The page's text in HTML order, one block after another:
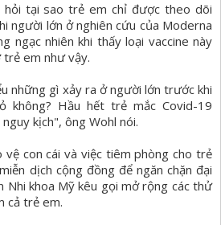
hỏi tại sao trẻ em chỉ được theo dõi
người lớn ở nghiên cứu của Moderna
ngạc nhiên khi thấy loại vaccine này
em như vậy.
những gì xảy ra ở người lớn trước khi
không? Hầu hết trẻ mắc Covid-19
kịch", ông Wohl nói.
vệ con cái và việc tiêm phòng cho trẻ
dịch cộng đồng để ngăn chặn đại
Nhi khoa Mỹ kêu gọi mở rộng các thử
cả trẻ em.